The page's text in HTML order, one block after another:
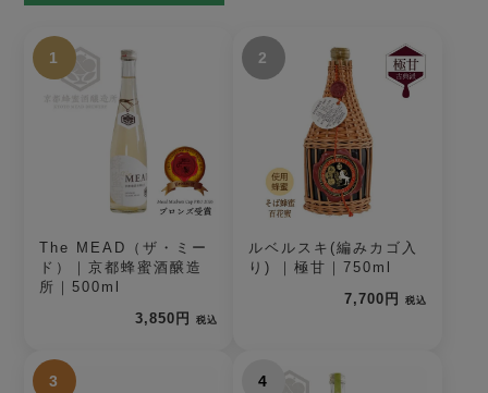
1
The MEAD（ザ・ミー
ド）｜京都蜂蜜酒醸造
所｜500ml
3,850円
税込
2
ルベルスキ(編みカゴ入
り) ｜極甘｜750ml
7,700円
税込
3 4